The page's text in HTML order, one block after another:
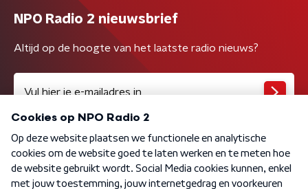
NPO Radio 2 nieuwsbrief
Altijd op de hoogte van het laatste radio nieuws?
Algemene voorwaarden